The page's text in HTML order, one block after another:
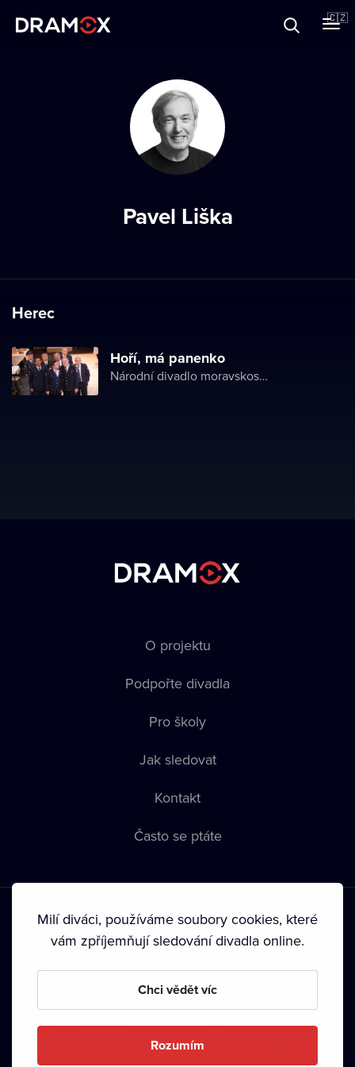
🇨🇿
Pavel Liška
Herec
Hoří, má panenko
Národní divadlo moravskoslezské
O projektu
Podpořte divadla
Pro školy
Jak sledovat
Kontakt
Často se ptáte
Podmínky používání • Ochrana soukromí • Zásady používání
• Autorská práva•
Milí diváci, používáme soubory cookies, které
vám zpříjemňují sledování divadla online.
Chci vědět víc
Rozumím